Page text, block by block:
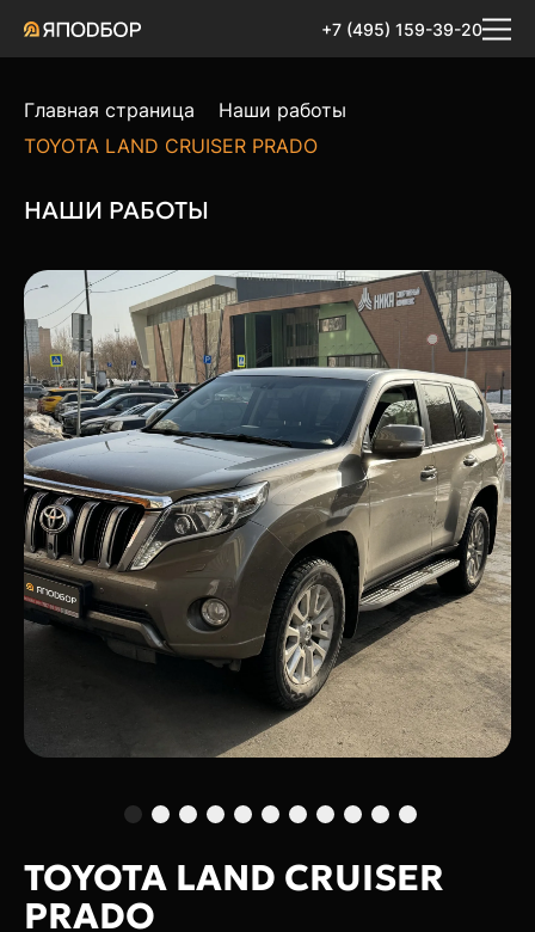
+7 (495) 159-39-20
Главная страница
Наши работы
TOYOTA LAND CRUISER PRADO
НАШИ РАБОТЫ
TOYOTA LAND CRUISER
PRADO